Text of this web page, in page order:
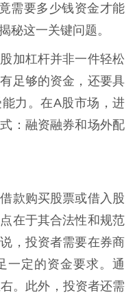
需要多少钱资金才能
秘这一关键问题。
加杠杆并非一件轻松
足够的资金，还要具
力。在A股市场，进
：融资融券和场外配
款购买股票或借入股
在于其合法性和规范
，投资者需要在券商
一定的资金要求。通
。此外，投资者还需